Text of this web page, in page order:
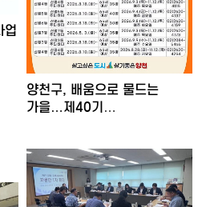
업
양천구, 배움으로 물드는
가을…제40기